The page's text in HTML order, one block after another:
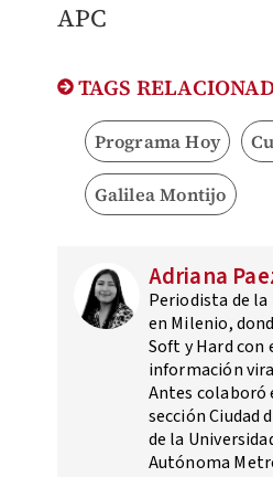
APC
TAGS
Programa Hoy
Galilea Montijo
Adriana
Periodista de la
en Milenio,
Soft y Hard con
información
Antes colaboró
sección Ciudad
de la
Autónoma